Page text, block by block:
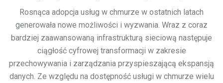
Rosnąca adopcja usług w chmurze w ostatnich latach
generowała nowe możliwości i wyzwania. Wraz z coraz
bardziej zaawansowaną infrastrukturą sieciową następuje
ciągłość cyfrowej transformacji w zakresie
przechowywania i zarządzania przyspieszającą ekspansją
danych. Ze względu na dostępność usługi w chmurze wielu